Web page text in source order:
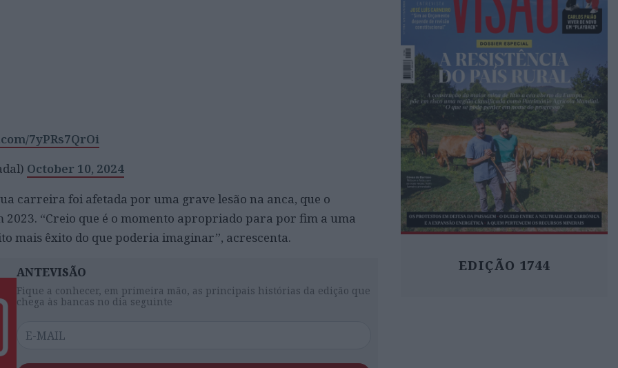
7yPRs7QrOi
October 10, 2024
carreira foi afetada por uma grave lesão na anca, que o
2023. “Creio que é o momento apropriado para por fim a uma
mais êxito do que poderia imaginar”, acrescenta.
ANTEVISÃO
Fique a conhecer, em primeira mão, as principais histórias da edição que
chega às bancas no dia seguinte
EDIÇÃO 1744